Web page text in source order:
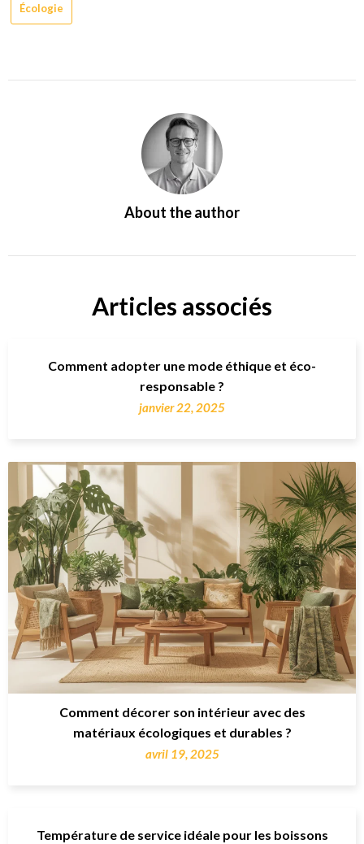
Écologie
About the author
Articles associés
Comment adopter une mode éthique et éco-
responsable ?
janvier 22, 2025
Comment décorer son intérieur avec des
matériaux écologiques et durables ?
avril 19, 2025
Température de service idéale pour les boissons